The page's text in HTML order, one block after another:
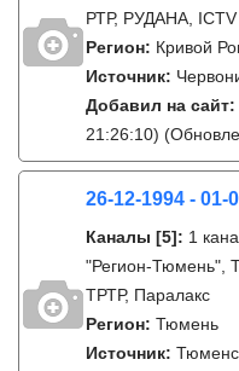
РТР, РУДАНА, ICTV
Регион: Кривой
Источник:
Добавил на сайт:
21:26:10)
26-12-1994 - 01-
Каналы [5]: 1
"Регион-Тюмень",
ТРТР, Паралакс
Регион: Тюмень
Источник: